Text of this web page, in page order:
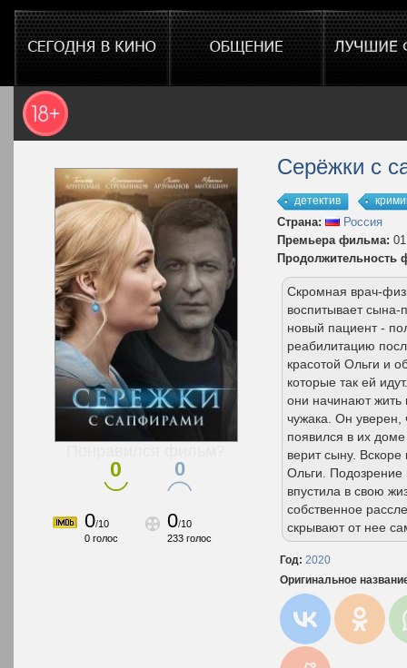
0 0
0/10
0 голос
0/10
233 голос
Серёжки с
детектив
Страна:
Россия
Премьера фильма:
Продолжительность
Скромная врач-
воспитывает сына-
новый пациент -
реабилитацию
красотой Ольги и
которые так ей
они начинают жить
чужака. Он уверен,
появился в их
верит сыну.
Ольги.
впустила в свою
собственное
скрывают от нее
Год: 2020
Оригинальное